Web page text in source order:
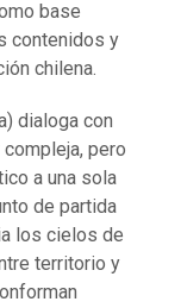
base
contenidos y
chilena.
dialoga con
pero
a una sola
de partida
los cielos de
territorio y